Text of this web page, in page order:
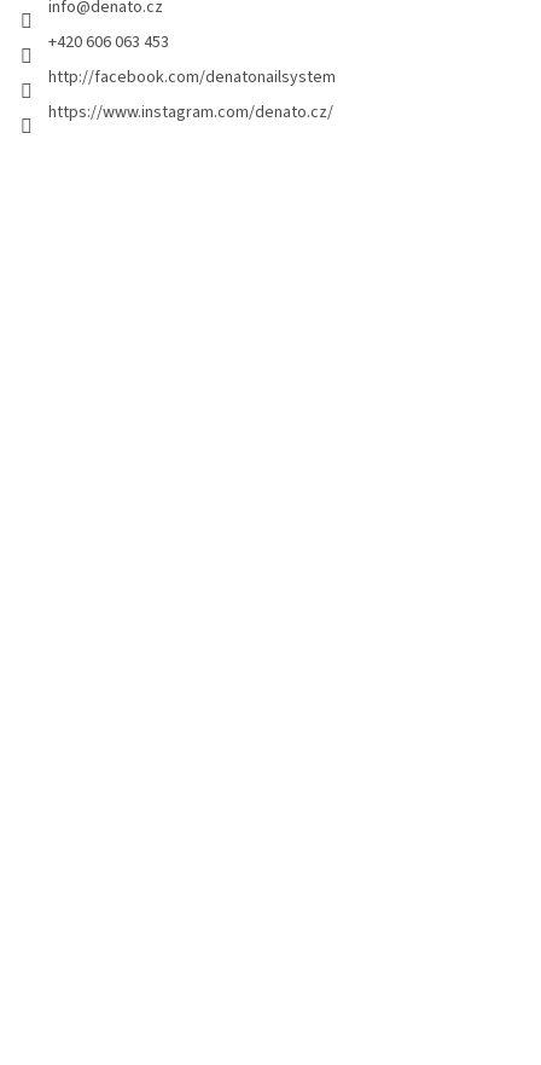
info@denato.cz
+420 606 063 453
http://facebook.com/denatonailsystem
https://www.instagram.com/denato.cz/